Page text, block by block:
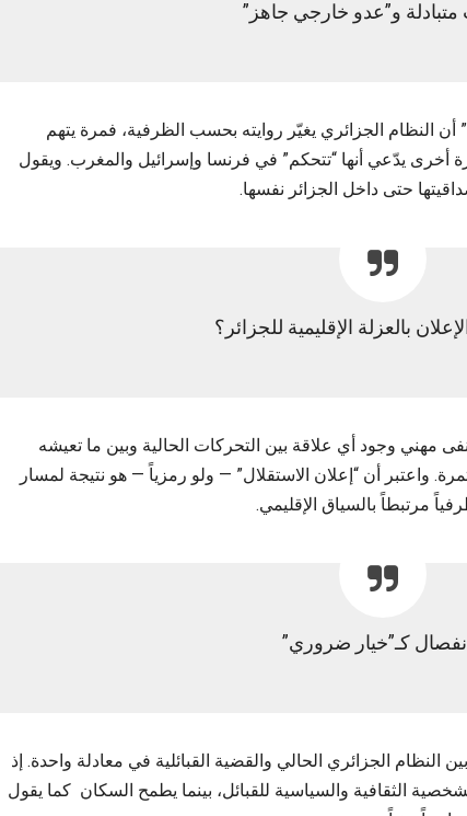
متبادلة و”عدو خارجي جاهز”
أن النظام الجزائري يغيّر روايته بحسب الظرفية، فمرة يتهم
أخرى يدّعي أنها “تتحكم” في فرنسا وإسرائيل والمغرب. ويقول
حتى داخل الجزائر نفسها.
بالعزلة الإقليمية للجزائر؟
المرتقبة في 14 دجنبر، نفى مهني وجود أي علاقة بين التحركات الحالية وبين ما تعيشه
واعتبر أن “إعلان الاستقلال” — ولو رمزياً — هو نتيجة لمسار
مرتبطاً بالسياق الإقليمي.
كـ”خيار ضروري”
النظام الجزائري الحالي والقضية القبائلية في معادلة واحدة. إذ
الثقافية والسياسية للقبائل، بينما يطمح السكان كما يقول